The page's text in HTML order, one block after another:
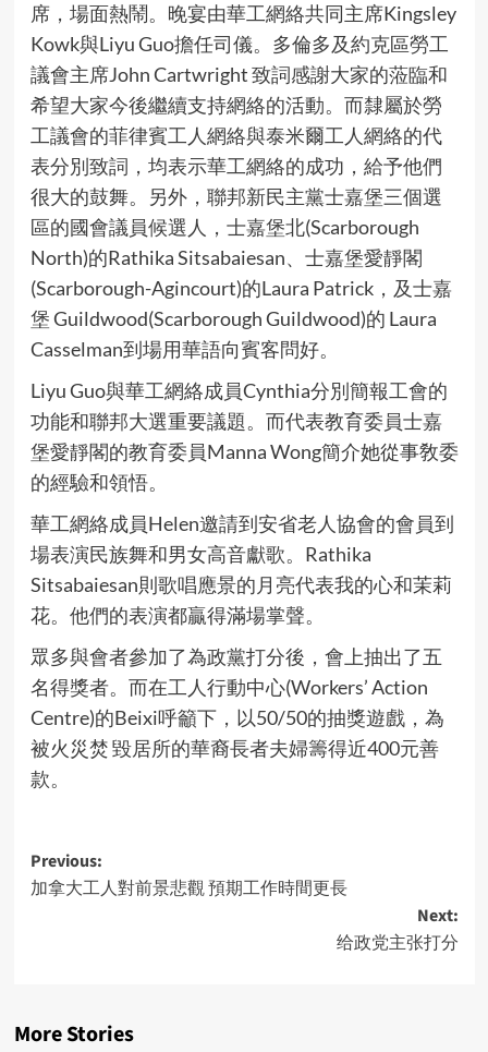
席，場面熱鬧。晚宴由華工網絡共同主席Kingsley
Kowk與Liyu Guo擔任司儀。多倫多及約克區勞工
議會主席John Cartwright 致詞感謝大家的蒞臨和
希望大家今後繼續支持網絡的活動。而隸屬於勞
工議會的菲律賓工人網絡與泰米爾工人網絡的代
表分別致詞，均表示華工網絡的成功，給予他們
很大的鼓舞。另外，聯邦新民主黨士嘉堡三個選
區的國會議員候選人，士嘉堡北(Scarborough
North)的Rathika Sitsabaiesan、士嘉堡愛靜閣
(Scarborough-Agincourt)的Laura Patrick，及士嘉
堡 Guildwood(Scarborough Guildwood)的 Laura
Casselman到場用華語向賓客問好。
Liyu Guo與華工網絡成員Cynthia分別簡報工會的
功能和聯邦大選重要議題。而代表教育委員士嘉
堡愛靜閣的教育委員Manna Wong簡介她從事敎委
的經驗和領悟。
華工網絡成員Helen邀請到安省老人協會的會員到
場表演民族舞和男女高音獻歌。Rathika
Sitsabaiesan則歌唱應景的月亮代表我的心和茉莉
花。他們的表演都贏得滿場掌聲。
眾多與會者參加了為政黨打分後，會上抽出了五
名得獎者。而在工人行動中心(Workers’ Action
Centre)的Beixi呼籲下，以50/50的抽獎遊戲，為
被火災焚 毀居所的華裔長者夫婦籌得近400元善
款。
Post
navigation
Previous:
加拿大工人對前景悲觀 預期工作時間更長
Next:
给政党主张打分
More Stories